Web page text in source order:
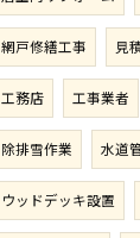
網戸修繕工事 見
工務店 工事業者
除排雪作業 水道
ウッドデッキ設置